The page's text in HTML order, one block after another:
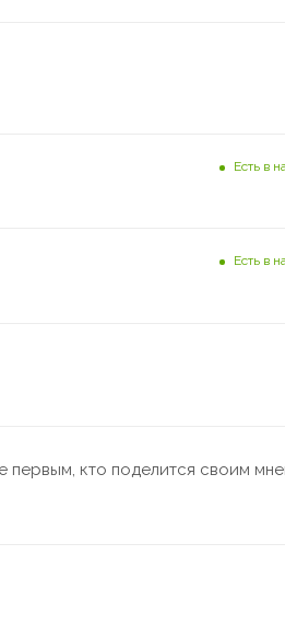
Есть в
Есть в
первым, кто поделится своим